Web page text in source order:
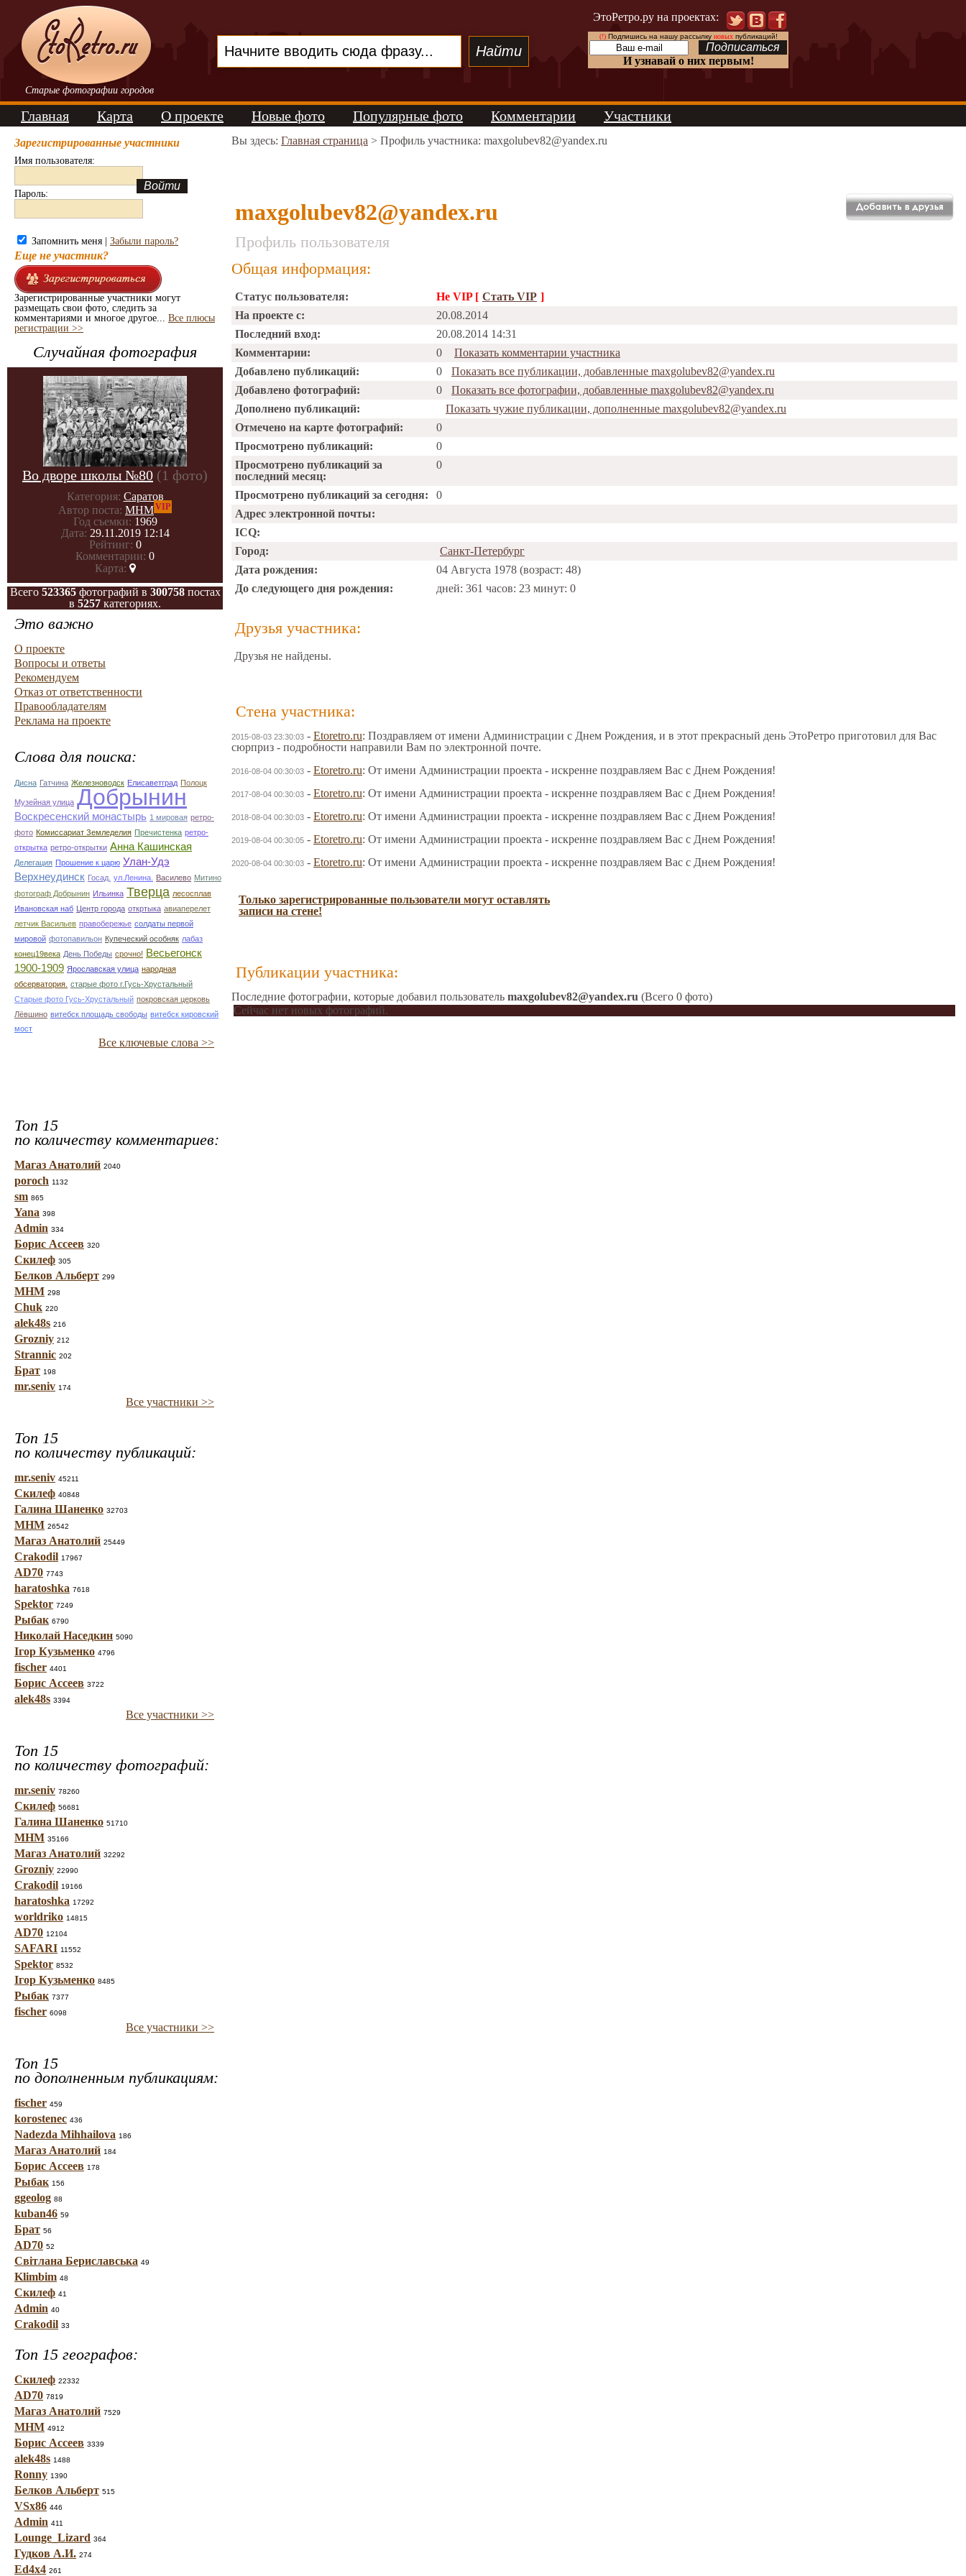
Старые фотографии городов
ЭтоРетро.ру на проектах:
(!)Подпишись на нашу рассылку новыхпубликаций!
И узнавай о них первым!
Главная Карта О проекте Новые фото Популярные фото Комментарии Участники
Зарегистрированные участники
Имя пользователя:
Пароль:
Запомнить меня | Забыли пароль?
Еще не участник?
Зарегистрированные участники могут
размещать свои фото, следить за
комментариями и многое другое... Все плюсы
регистрации >>
Случайная фотография
Во дворе школы №80 (1 фото)
Категория: Саратов
Автор поста: МНМVIP
Год съемки: 1969
Дата: 29.11.2019 12:14
Рейтинг: 0
Комментарии: 0
Карта:
Всего 523365фотографий в 300758постах
в 5257 категориях.
Это важно
О проекте
Вопросы и ответы
Рекомендуем
Отказ от ответственности
Правообладателям
Реклама на проекте
Слова для поиска:
Дисна Гатчина Железноводск Елисаветград Полоцк
Музейная улица Добрынин
Воскресенский монастырь 1 мировая ретро-
фото Комиссариат Земледелия Пречистенка ретро-
открытка ретро-открытки Анна Кашинская
Делегация Прошение к царю Улан-Удэ
Верхнеудинск Госад. ул.Ленина. Василево Митино
фотограф Добрынин Ильинка Тверца лесосплав
Ивановская наб Центр города откртыка авиаперелет
летчик Васильев правобережье солдаты первой
мировой фотопавильон Купеческий особняк лабаз
конец19века День Победы срочно! Весьегонск
1900-1909 Ярославская улица народная
обсерватория. старые фото г.Гусь-Хрустальный
Старые фото Гусь-Хрустальный покровская церковь
Лёвшино витебск площадь свободы витебск кировский
мост
Все ключевые слова >>
Топ 15
по количеству комментариев:
Магаз Анатолий 2040
poroch 1132
sm 865
Yana 398
Admin 334
Борис Ассеев 320
Скилеф 305
Белков Альберт 299
МНМ 298
Chuk 220
alek48s 216
Grozniy 212
Strannic 202
Брат 198
mr.seniv 174
Все участники >>
Топ 15
по количеству публикаций:
mr.seniv 45211
Скилеф 40848
Галина Шаненко 32703
МНМ 26542
Магаз Анатолий 25449
Crakodil 17967
AD70 7743
haratoshka 7618
Spektor 7249
Рыбак 6790
Николай Наседкин 5090
Ігор Кузьменко 4796
fischer 4401
Борис Ассеев 3722
alek48s 3394
Все участники >>
Топ 15
по количеству фотографий:
mr.seniv 78260
Скилеф 56681
Галина Шаненко 51710
МНМ 35166
Магаз Анатолий 32292
Grozniy 22990
Crakodil 19166
haratoshka 17292
worldriko 14815
AD70 12104
SAFARI 11552
Spektor 8532
Ігор Кузьменко 8485
Рыбак 7377
fischer 6098
Все участники >>
Топ 15
по дополненным публикациям:
fischer 459
korostenec 436
Nadezda Mihhailova 186
Магаз Анатолий 184
Борис Ассеев 178
Рыбак 156
ggeolog 88
kuban46 59
Брат 56
AD70 52
Світлана Бериславська 49
Klimbim 48
Скилеф 41
Admin 40
Crakodil 33
Топ 15 географов:
Скилеф 22332
AD70 7819
Магаз Анатолий 7529
МНМ 4912
Борис Ассеев 3339
alek48s 1488
Ronny 1390
Белков Альберт 515
VSx86 446
Admin 411
Lounge_Lizard 364
Гудков А.И. 274
Ed4x4 261
Вы здесь: Главная страница > Профиль участника: maxgolubev82@yandex.ru
maxgolubev82@yandex.ru
Профиль пользователя
Общая информация:
Статус пользователя: Не VIP [ Стать VIP ]
На проекте с:
20.08.2014
Последний вход:
20.08.2014 14:31
Комментарии:
0
Показать комментарии участника
Добавлено публикаций:
0
Показать все публикации, добавленные maxgolubev82@yandex.ru
Добавлено фотографий:
0
Показать все фотографии, добавленные maxgolubev82@yandex.ru
Дополнено публикаций:
Показать чужие публикации, дополненные maxgolubev82@yandex.ru
Отмечено на карте фотографий:
0
Просмотрено публикаций:
0
Просмотрено публикаций за
последний месяц:
0
Просмотрено публикаций за сегодня:
0
Адрес электронной почты:
ICQ:
Город:
Санкт-Петербург
Дата рождения:
04 Августа 1978 (возраст: 48)
До следующего дня рождения:
дней: 361 часов: 23 минут: 0
Друзья участника:
Друзья не найдены.
Стена участника:
2015-08-03 23:30:03 - Etoretro.ru: Поздравляем от имени Администрации с Днем Рождения, и в этот прекрасный день ЭтоРетро приготовил для Вас
сюрприз - подробности направили Вам по электронной почте.
2016-08-04 00:30:03 - Etoretro.ru: От имени Администрации проекта - искренне поздравляем Вас с Днем Рождения!
2017-08-04 00:30:03 - Etoretro.ru: От имени Администрации проекта - искренне поздравляем Вас с Днем Рождения!
2018-08-04 00:30:03 - Etoretro.ru: От имени Администрации проекта - искренне поздравляем Вас с Днем Рождения!
2019-08-04 00:30:05 - Etoretro.ru: От имени Администрации проекта - искренне поздравляем Вас с Днем Рождения!
2020-08-04 00:30:03 - Etoretro.ru: От имени Администрации проекта - искренне поздравляем Вас с Днем Рождения!
Только зарегистрированные пользователи могут оставлять
записи на стене!
Публикации участника:
Последние фотографии, которые добавил пользователь maxgolubev82@yandex.ru (Всего 0 фото)
Сейчас нет новых фотографий.